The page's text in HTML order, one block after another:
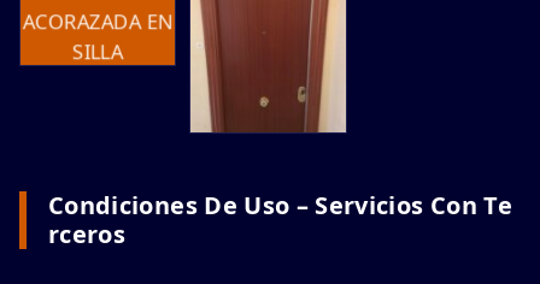
Condiciones De Uso – Servicios Con Te
Rceros